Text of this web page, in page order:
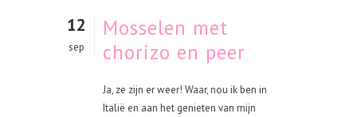
12
sep
Mosselen met
chorizo en peer
Ja, ze zijn er weer! Waar, nou ik ben in
Italië en aan het genieten van mijn